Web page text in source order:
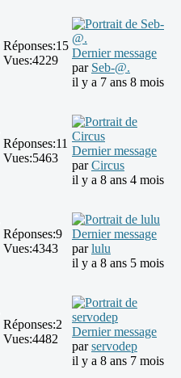
Réponses:15
Vues:4229
Dernier message
par Seb-@.
il y a 7 ans 8 mois
Réponses:11
Vues:5463
Dernier message
parCircus
il y a 8 ans 4 mois
Réponses:9
Vues:4343
Dernier message
parlulu
il y a 8 ans 5 mois
Réponses:2
Vues:4482
Dernier message
parservodep
il y a 8 ans 7 mois